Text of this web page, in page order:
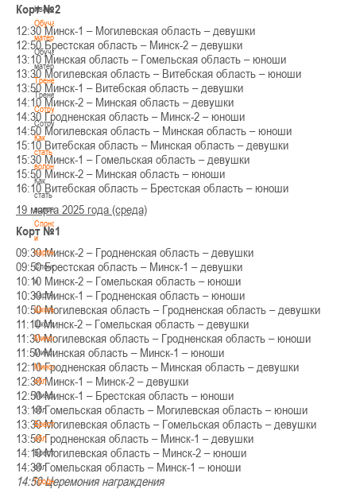
Иван
Обучающие
материалы
Обучающие
материалы
Тренерам
Тренерам
Сотрудничество
Сотрудничество
Как
стать
волонтером
Как
стать
волонтером
Спонсоры
и
партнеры
Спонсоры
и
партнеры
Школы
Школы
Минск
Минск
Минская
обл
Минская
обл
Брестская
обл
Брестская
обл
Гродненская
Корт №2
12:30 Минск-1 – Могилевская область – девушки
12:50 Брестская область – Минск-2 – девушки
13:10 Минская область – Гомельская область – юноши
13:30 Могилевская область – Витебская область – юноши
13:50 Минск-1 – Витебская область – девушки
14:10 Минск-2 – Минская область – девушки
14:30 Гродненская область – Минск-2 – юноши
14:50 Могилевская область – Минская область – юноши
15:10 Витебская область – Минская область – девушки
15:30 Минск-1 – Гомельская область – девушки
15:50 Минск-2 – Минская область – юноши
16:10 Витебская область – Брестская область – юноши
19 марта 2025 года (среда)
Корт №1
09:30 Минск-2 – Гродненская область – девушки
09:50 Брестская область – Минск-1 – девушки
10:10 Минск-2 – Гомельская область – юноши
10:30 Минск-1 – Гродненская область – юноши
10:50 Могилевская область – Гродненская область – девушки
11:10 Минск-2 – Гомельская область – девушки
11:30 Могилевская область – Гродненская область – юноши
11:50 Минская область – Минск-1 – юноши
12:10 Гродненская область – Минская область – девушки
12:30 Минск-1 – Минск-2 – девушки
12:50 Минск-1 – Брестская область – юноши
13:10 Гомельская область – Могилевская область – юноши
13:30 Могилевская область – Гомельская область – девушки
13:50 Гродненская область – Минск-1 – девушки
14:10 Могилевская область – Минск-2 – юноши
14:30 Гомельская область – Минск-1 – юноши
14:50 Церемония награждения